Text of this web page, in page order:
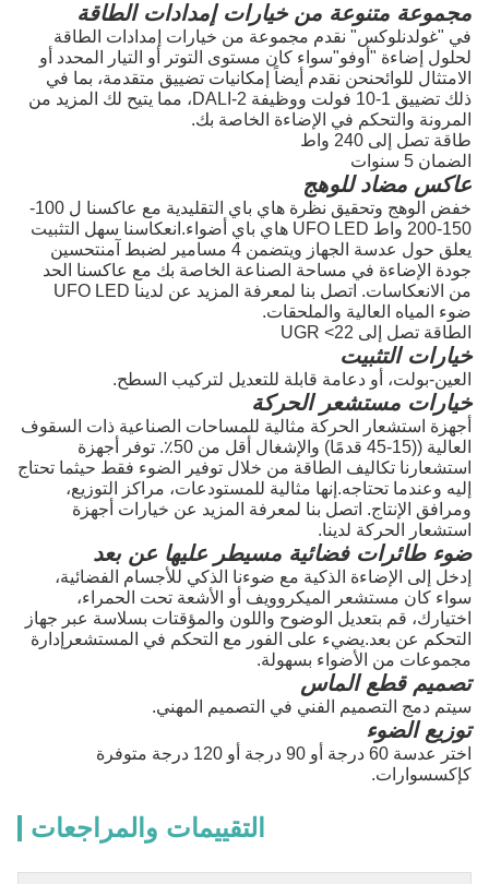
مجموعة متنوعة من خيارات إمدادات الطاقة
في "غولدنلوكس" نقدم مجموعة من خيارات إمدادات الطاقة
لحلول إضاءة "أوفو"سواء كان مستوى التوتر أو التيار المحدد أو
الامتثال للوائحنحن نقدم أيضاً إمكانيات تضييق متقدمة، بما في
ذلك تضييق 1-10 فولت ووظيفة DALI-2، مما يتيح لك المزيد من
المرونة والتحكم في الإضاءة الخاصة بك.
طاقة تصل إلى 240 واط
الضمان 5 سنوات
عاكس مضاد للوهج
خفض الوهج وتحقيق نظرة هاي باي التقليدية مع عاكسنا ل 100-
150-200 واط UFO LED هاي باي أضواء.انعكاسنا سهل التثبيت
يعلق حول عدسة الجهاز ويتضمن 4 مسامير لضبط آمنتحسين
جودة الإضاءة في مساحة الصناعة الخاصة بك مع عاكسنا الحد
من الانعكاسات. اتصل بنا لمعرفة المزيد عن لدينا UFO LED
ضوء المياه العالية والملحقات.
الطاقة تصل إلى UGR <22
خيارات التثبيت
العين-بولت، أو دعامة قابلة للتعديل لتركيب السطح.
خيارات مستشعر الحركة
أجهزة استشعار الحركة مثالية للمساحات الصناعية ذات السقوف
العالية ((15-45 قدمًا) والإشغال أقل من 50٪. توفر أجهزة
استشعارنا تكاليف الطاقة من خلال توفير الضوء فقط حيثما تحتاج
إليه وعندما تحتاجه.إنها مثالية للمستودعات، مراكز التوزيع،
ومرافق الإنتاج. اتصل بنا لمعرفة المزيد عن خيارات أجهزة
استشعار الحركة لدينا.
ضوء طائرات فضائية مسيطر عليها عن بعد
إدخل إلى الإضاءة الذكية مع ضوءنا الذكي للأجسام الفضائية،
سواء كان مستشعر الميكروويف أو الأشعة تحت الحمراء،
اختيارك، قم بتعديل الوضوح واللون والمؤقتات بسلاسة عبر جهاز
التحكم عن بعد.يضيء على الفور مع التحكم في المستشعرإدارة
مجموعات من الأضواء بسهولة.
تصميم قطع الماس
سيتم دمج التصميم الفني في التصميم المهني.
توزيع الضوء
اختر عدسة 60 درجة أو 90 درجة أو 120 درجة متوفرة
كإكسسوارات.
التقييمات والمراجعات